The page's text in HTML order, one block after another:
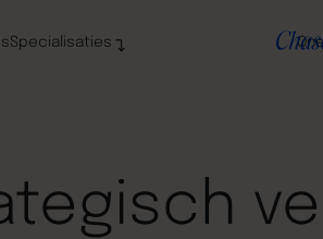
Specialisaties